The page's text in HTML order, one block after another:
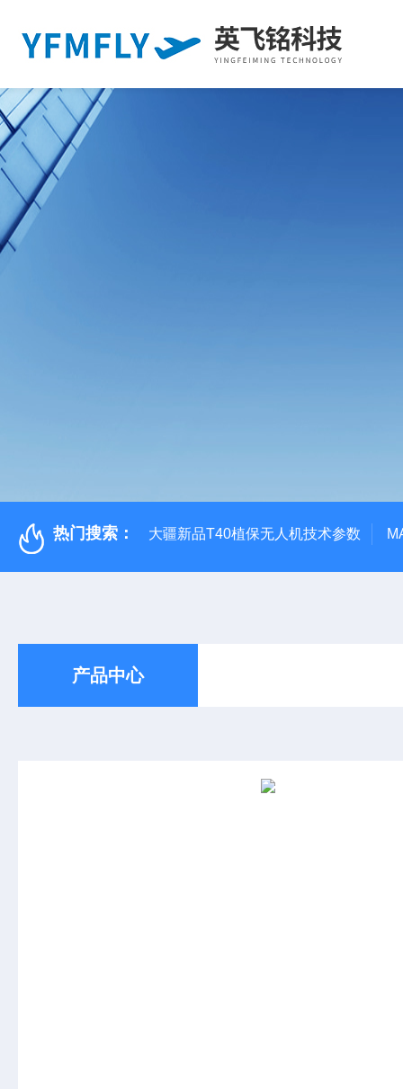
热门搜索： 大疆新品T40植保无人机技术参数
产品中心